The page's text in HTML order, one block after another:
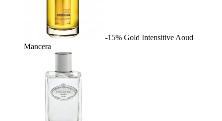
-15% Gold Intensitive Aoud
Mancera